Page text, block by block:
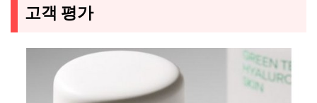
고객 평가